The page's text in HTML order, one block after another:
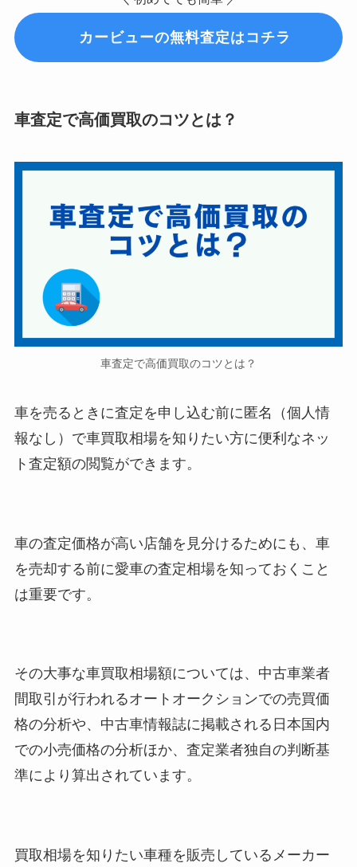
カービューの無料査定はコチラ
車査定で高価買取のコツとは？
車査定で高価買取のコツとは？
車を売るときに査定を申し込む前に匿名（個人情
報なし）で車買取相場を知りたい方に便利なネッ
ト査定額の閲覧ができます。
車の査定価格が高い店舗を見分けるためにも、車
を売却する前に愛車の査定相場を知っておくこと
は重要です。
その大事な車買取相場額については、中古車業者
間取引が行われるオートオークションでの売買価
格の分析や、中古車情報誌に掲載される日本国内
での小売価格の分析ほか、査定業者独自の判断基
準により算出されています。
買取相場を知りたい車種を販売しているメーカー